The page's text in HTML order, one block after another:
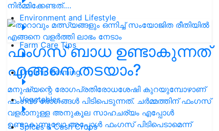
Environment and Lifestyle
Farm Care Tips
Organic Farming
Vegetables
Spices & Cash Crops
നിര്‍മ്മിക്കേണ്ടത്.…
ഫംഗസ് ബാധ ഉണ്ടാകുന്നത്
എങ്ങനെ തടയാം?
മനുഷ്യന്റെ രോഗപ്രതിരോധശേഷി കുറയുമ്പോഴാണ്
ഫംഗസ് രോഗങ്ങള്‍ പിടിപെടുന്നത്. ചര്‍മ്മത്തിന് ഫംഗസ്
വളരാനുള്ള അനുകൂല സാഹചര്യം എപ്പോള്‍
ഉണ്ടാകുന്നുവോ അപ്പോള്‍ ഫംഗസ് പിടിപെടാമെന്ന്